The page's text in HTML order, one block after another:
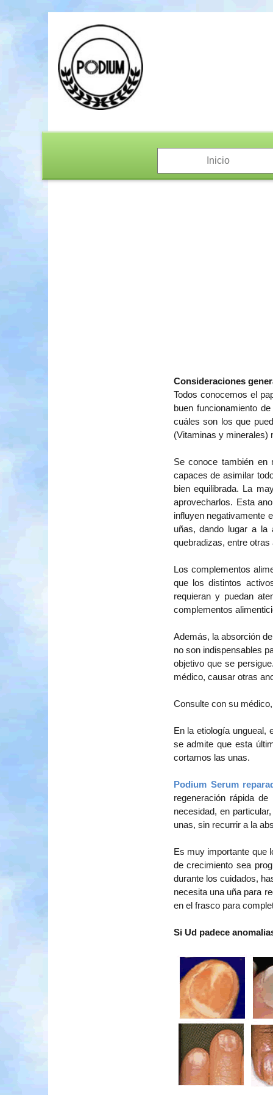
Inicio
Consideraciones
Todos conocemos el
buen funcionamiento
cuáles son los que
(Vitaminas y minerales)
Se conoce también en
capaces de asimilar
bien equilibrada. La
aprovecharlos. Esta
influyen negativamente
uñas, dando lugar a la
quebradizas, entre
Los complementos
que los distintos
requieran y puedan
complementos
Además, la absorción
no son indispensables
objetivo que se
médico, causar otras
Consulte con su
En la etiología ungueal,
se admite que esta
cortamos las unas.
Podium Serum
regeneración rápida
necesidad, en
unas, sin recurrir a la
Es muy importante que
de crecimiento sea
durante los cuidados,
necesita una uña para
en el frasco para
Si Ud padece